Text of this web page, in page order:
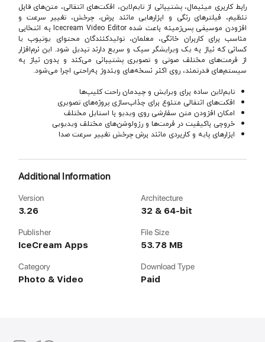
رابط کاربری مینیمال، پشتیبانی از تایم‌لاین، افکت‌های انتقالی، متن‌های قابل
تنظیم، فیلترهای رنگی و ابزارهایی مانند برش، چرخش، تغییر سرعت و
افزودن موسیقی پس‌زمینه باعث شده Icecream Video Editor به انتخابی
مناسب برای کاربران خانگی، معلمان، تولیدکنندگان محتوای یوتیوب یا
کسانی که نیاز به یک ویرایشگر سبک و سریع دارند تبدیل شود. این نرم‌افزار
از فرمت‌های مختلف صوتی و تصویری پشتیبانی می‌کند و بدون نیاز به
سیستم‌های قدرتمند، روی اکثر نسخه‌های ویندوز به‌راحتی اجرا می‌شود.
تایم‌لاین ساده برای ویرایش و چیدمان راحت کلیپ‌ها
افکت‌های انتقالی متنوع برای جذاب‌سازی پروژه‌های تصویری
امکان افزودن متن سفارشی روی ویدیو با استایل مختلف
خروجی باکیفیت در فرمت‌ها و رزولوشن‌های مختلف ویدیویی
ابزارهای پایه و کاربردی مانند برش چرخش تغییر سرعت صدا
Additional Information
Version
3.26
Architecture
32 & 64-bit
Publisher
IceCream Apps
File Size
53.78 MB
Category
Photo & Video
Download Type
Paid